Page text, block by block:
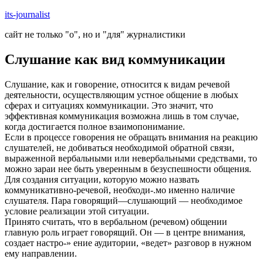
Skip
content
its-journalist
сайт не только "о", но и "для" журналистики
Слушание как вид коммуникации
Слушание, как и говорение, относится к видам речевой
деятельности, осуществляющим устное общение в любых
сферах и ситуациях коммуникации. Это значит, что
эффективная коммуникация возможна лишь в том случае,
когда достигается полное взаимопонимание.
Если в процессе говорения не обращать внимания на реакцию
слушателей, не добиваться необходимой обратной связи,
выраженной вербальными или невербальными средствами, то
можно зараи нее быть уверенным в безуспешности общения.
Для создания ситуации, которую можно назвать
коммуникативно-речевой, необходи-.мо именно наличие
слушателя. Пара говорящий—слушающий — необходимое
условие реализации этой ситуации.
Принято считать, что в вербальном (речевом) общении
главную роль играет говорящий. Он — в центре внимания,
создает настро-» ение аудитории, «ведет» разговор в нужном
ему направлении.